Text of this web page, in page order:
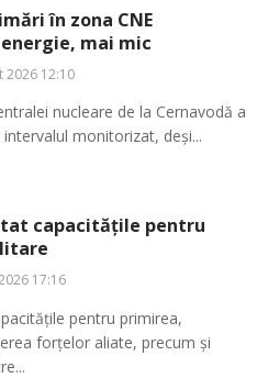
în zona CNE
mai mic
2026 12:10
nucleare de la Cernavodă a
monitorizat, deși...
capacitățile pentru
17:16
pentru primirea,
forțelor aliate, precum și